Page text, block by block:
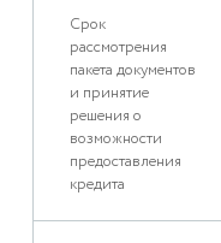
Срок
рассмотрения
пакета документов
и принятие
решения о
возможности
предоставления
кредита